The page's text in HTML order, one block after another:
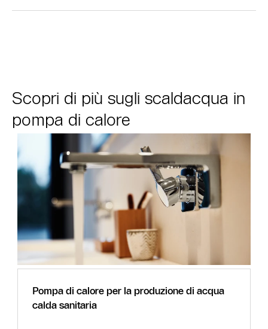
Scopri di più sugli scaldacqua in
pompa di calore
Pompa di calore per la produzione di acqua
calda sanitaria